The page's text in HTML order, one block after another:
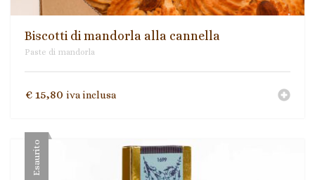
Biscotti di mandorla alla cannella
Paste di mandorla
€ 15,80 iva inclusa
Esaurito